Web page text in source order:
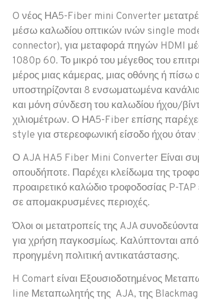
O νέος ΗΑ5-Fiber mini Converter
μέσω καλωδίου οπτικών ινών single
connector), για μεταφορά πηγών HDMI
1080p 60. Το μικρό του μέγεθος του
μέρος μιας κάμερας, μιας οθόνης ή πίσω
υποστηρίζονται 8 ενσωματωμένα
και μόνη σύνδεση του καλωδίου ήχου/
χιλιομέτρων. Ο ΗΑ5-Fiber επίσης
style για στερεοφωνική είσοδο ήχου όταν
Ο AJA HA5 Fiber Mini Converter Είναι
οπουδήποτε. Παρέχει κλείδωμα της
προαιρετικό καλώδιο τροφοδοσίας P-
σε απομακρυσμένες περιοχές.
Όλοι οι μετατροπείς της AJA
για χρήση παγκοσμίως. Καλύπτονται
προηγμένη πολιτική αντικατάστασης.
H Comart είναι Εξουσιοδοτημένος
line Μεταπωλητής της AJA, της